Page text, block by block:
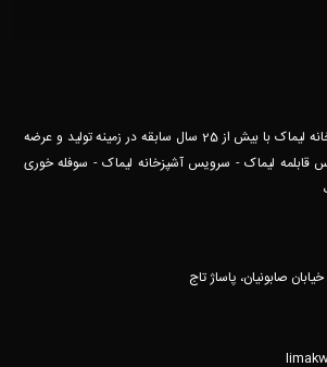
لیماک | لوازم خانه و آشپزخانه لیماک با بیش از 25 سال سابقه در زمینه تولید و عرضه
قابلمه لیماک - سرویس آشپزخانه لیماک - سوفله خوری
صابونیان، پاساژ تاج